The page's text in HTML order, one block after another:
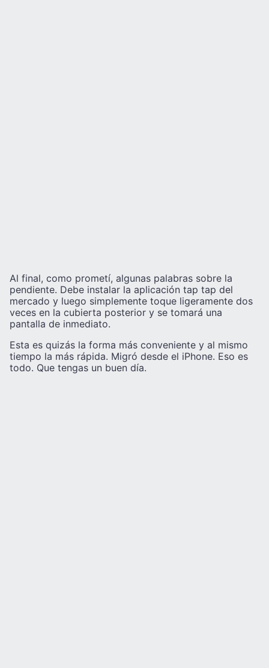
Al final, como prometí, algunas palabras sobre la
pendiente. Debe instalar la aplicación tap tap del
mercado y luego simplemente toque ligeramente dos
veces en la cubierta posterior y se tomará una
pantalla de inmediato.
Esta es quizás la forma más conveniente y al mismo
tiempo la más rápida. Migró desde el iPhone. Eso es
todo. Que tengas un buen día.